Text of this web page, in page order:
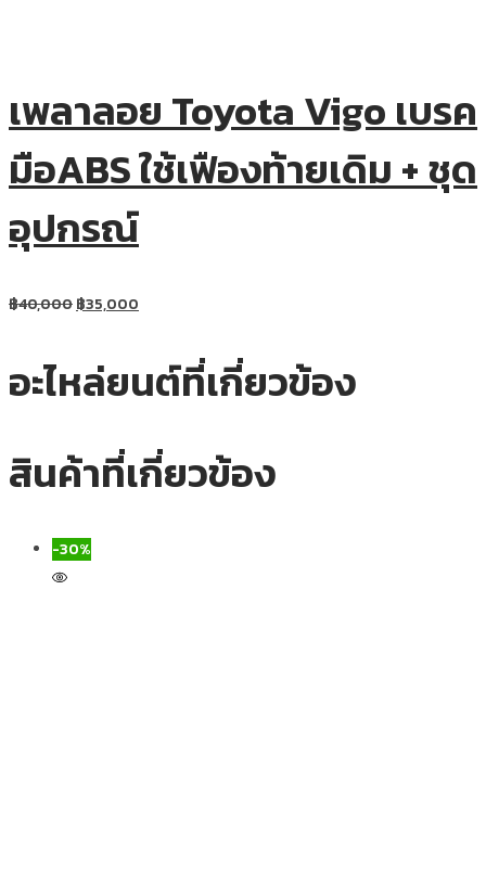
เพลาลอย Toyota Vigo เบรค
มือABS ใช้เฟืองท้ายเดิม + ชุด
อุปกรณ์
฿40,000฿35,000
อะไหล่ยนต์ที่เกี่ยวข้อง
สินค้าที่เกี่ยวข้อง
-30%